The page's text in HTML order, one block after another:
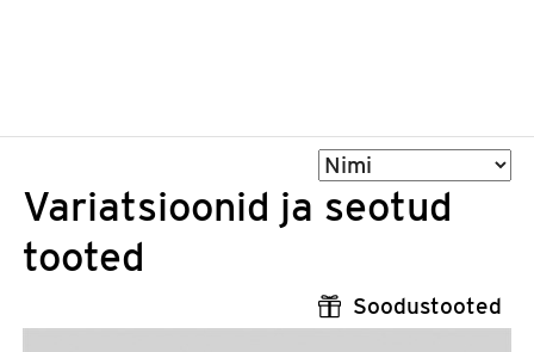
Sorteeri
Variatsioonid ja seotud
tooted
Soodustooted